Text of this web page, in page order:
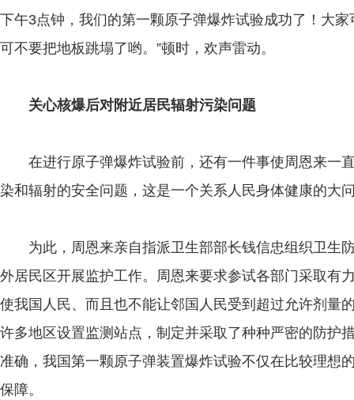
下午3点钟，我们的第一颗原子弹爆炸试验成功了！大
可不要把地板跳塌了哟。”顿时，欢声雷动。
关心核爆后对附近居民辐射污染问题
在进行原子弹爆炸试验前，还有一件事使周恩来一
染和辐射的安全问题，这是一个关系人民身体健康的大
为此，周恩来亲自指派卫生部部长钱信忠组织卫生
外居民区开展监护工作。周恩来要求参试各部门采取有
使我国人民、而且也不能让邻国人民受到超过允许剂量
许多地区设置监测站点，制定并采取了种种严密的防护
准确，我国第一颗原子弹装置爆炸试验不仅在比较理想
保障。